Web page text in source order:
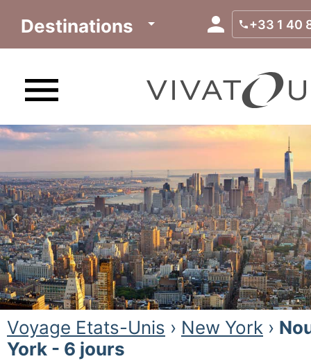
Voyage Etats-Unis › New York ›
York - 6 jours
+33 1 40
Destinations